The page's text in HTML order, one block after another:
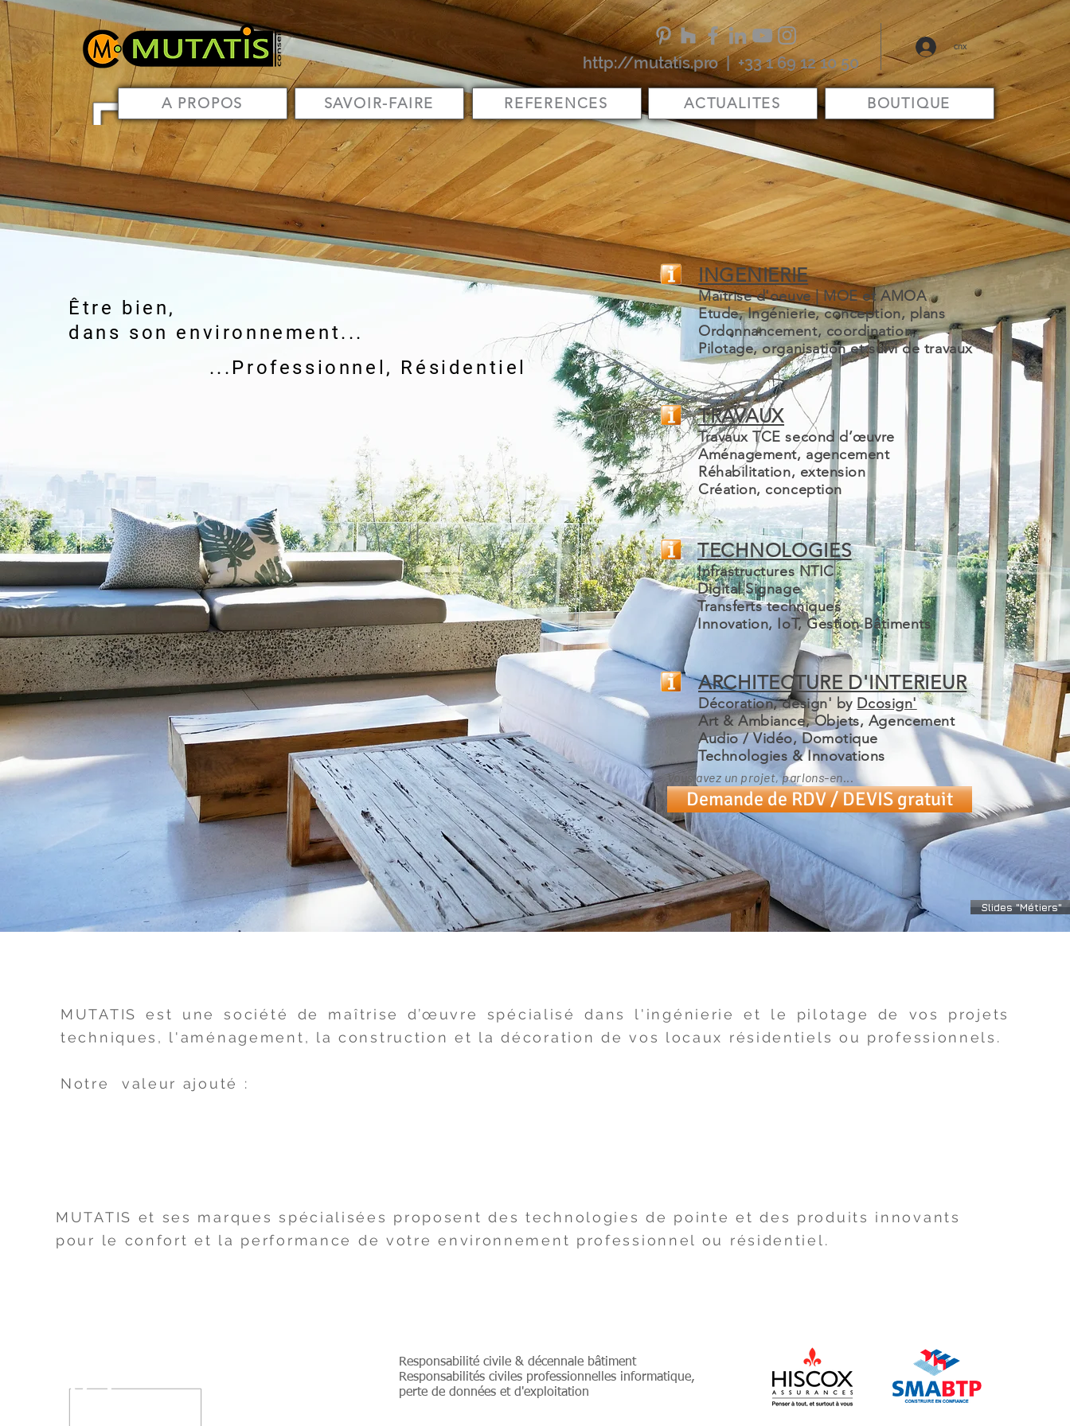
http://mutatis.pro| +33 1 69 12 10 50
cnx
BOUTIQUE
A PROPOS ACTUALITES
SAVOIR-FAIRE REFERENCES
Être bien,
dans son environnement...
...Professionnel, Résidentiel
Vous avez un projet, parlons-en...
Demande de RDV / DEVIS gratuit
INGENIERIE
Maîtrise d'oeuve | MOE et AMOA
Etude, Ingénierie, conception, plans
Ordonnancement, coordination,
Pilotage, organisation et suivi de travaux
TRAVAUX
Travaux TCE second d’œuvre
Aménagement, agencement
Réhabilitation, extension
Création, conception
TECHNOLOGIES
Infrastructures NTIC
Digital Signage
Transferts techniques
Innovation, IoT, Gestion Bâtiments
ARCHITECTURE D'INTERIEUR
Décoration, design' by Dcosign'
Art & Ambiance, Objets, Agencement
Audio / Vidéo, Domotique
Technologies & Innovations
Slides "Métiers"
MUTATIS est une société de maîtrise d’œuvre spécialisé dans l'ingénierie et le pilotage de vos projets
techniques, l'aménagement, la construction et la décoration de vos locaux résidentiels ou professionnels.
Notre valeur ajouté :
MUTATIS et ses marques spécialisées proposent des technologies de pointe et des produits innovants
pour le confort et la performance de votre environnement professionnel ou résidentiel.
Responsabilité civile & décennale bâtiment
Responsabilités civiles professionnelles informatique,
perte de données et d'exploitation
Votre assurance